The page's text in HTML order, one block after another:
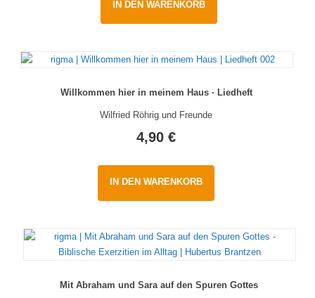
IN DEN WARENKORB
Willkommen hier in meinem Haus · Liedheft
Wilfried Röhrig und Freunde
4,90€
IN DEN WARENKORB
Mit Abraham und Sara auf den Spuren Gottes